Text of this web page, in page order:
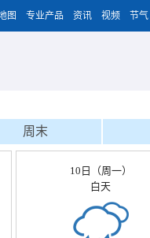
图 专业产品 资讯 视频 节气
周末
10日（周一）
白天